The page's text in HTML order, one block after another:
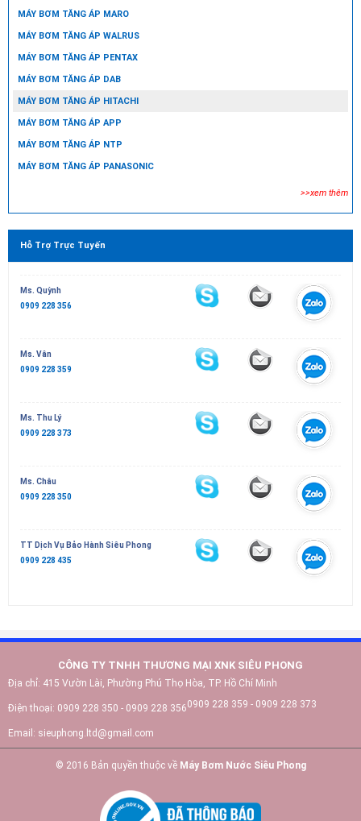
MÁY BƠM TĂNG ÁP MARO
MÁY BƠM TĂNG ÁP WALRUS
MÁY BƠM TĂNG ÁP PENTAX
MÁY BƠM TĂNG ÁP DAB
MÁY BƠM TĂNG ÁP HITACHI
MÁY BƠM TĂNG ÁP APP
MÁY BƠM TĂNG ÁP NTP
MÁY BƠM TĂNG ÁP PANASONIC
>>xem thêm
Hỗ Trợ Trực Tuyến
Ms. Quỳnh
0909 228 356
Ms. Vân
0909 228 359
Ms. Thu Lý
0909 228 373
Ms. Châu
0909 228 350
TT Dịch Vụ Bảo Hành Siêu Phong
0909 228 435
CÔNG TY TNHH THƯƠNG MẠI XNK SIÊU PHONG
Địa chỉ: 415 Vườn Lài, Phường Phú Thọ Hòa, TP. Hồ Chí Minh
Điện thoại: 0909 228 350 - 0909 228 3560909 228 359 - 0909 228 373
Email: sieuphong.ltd@gmail.com
© 2016 Bản quyền thuộc về Máy Bơm Nước Siêu Phong